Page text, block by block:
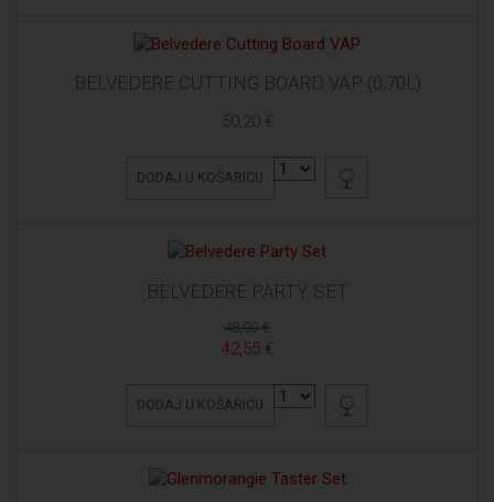
BELVEDERE CUTTING BOARD VAP (0,70L)
50,20 €
DODAJ U KOŠARICU
BELVEDERE PARTY SET
48,00 €
42,55 €
DODAJ U KOŠARICU